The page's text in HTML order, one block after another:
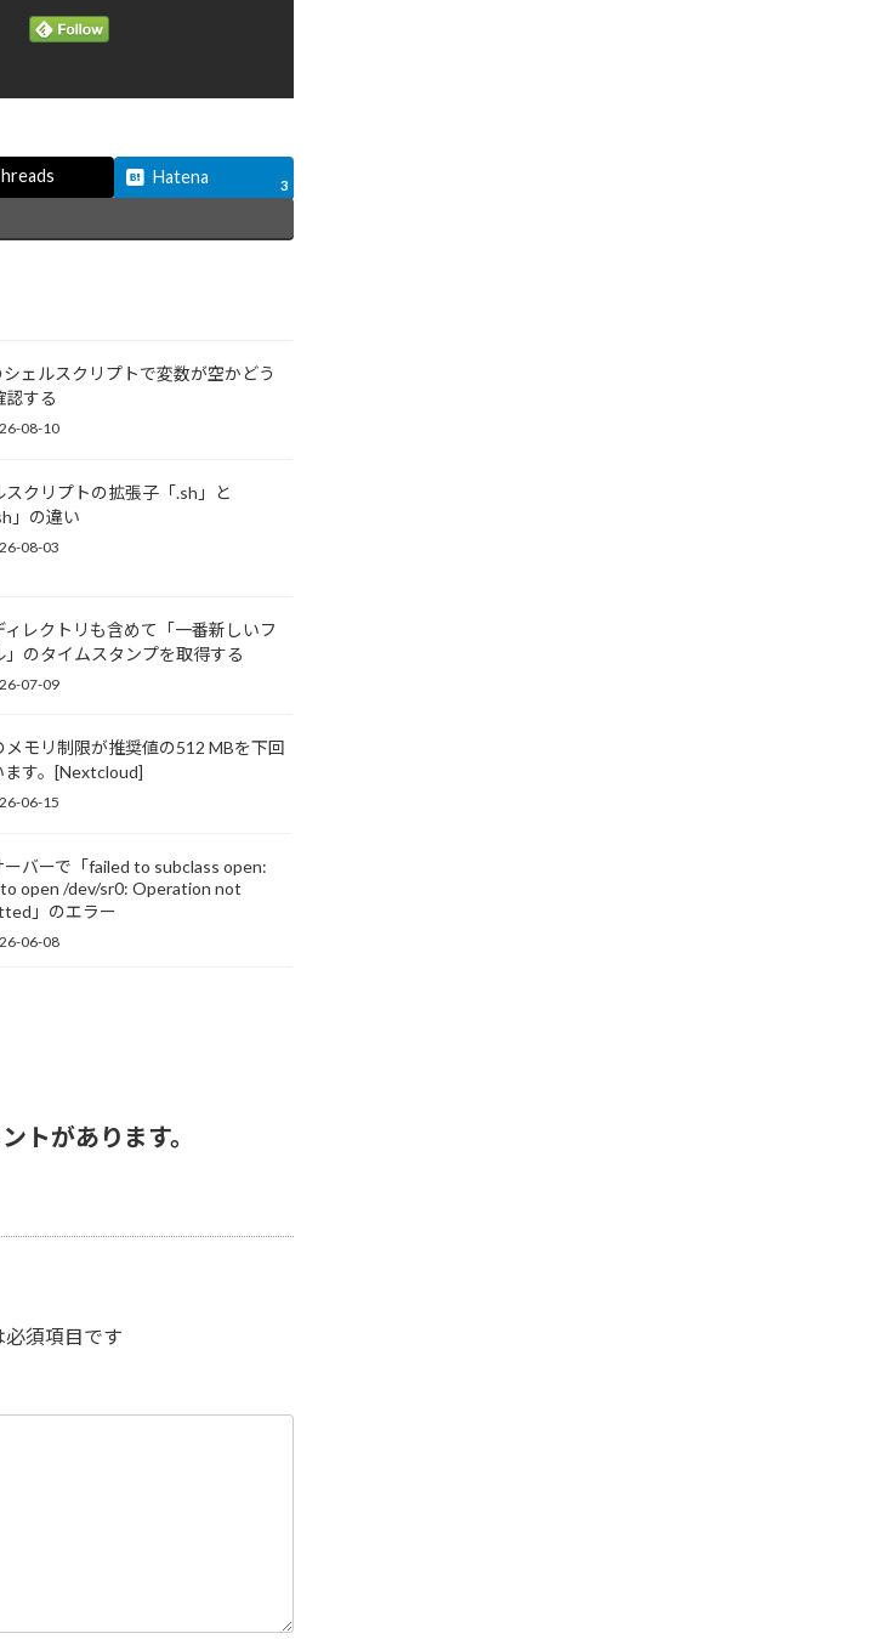
Hatena 3
ェルスクリプトで変数が空かどう
認する
08-10
スクリプトの拡張子「.sh」と
」の違い
08-03
ィレクトリも含めて「一番新しいフ
」のタイムスタンプを取得する
07-09
メモリ制限が推奨値の512 MBを下回
ます。[Nextcloud]
06-15
ーバーで「failed to subclass open:
open /dev/sr0: Operation not
」のエラー
06-08
トがあります。
須項目です